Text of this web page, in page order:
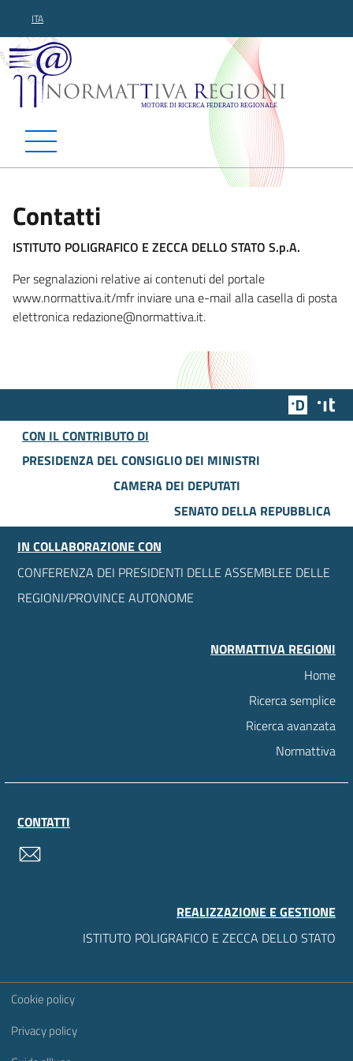
ITA
Normattiva Regioni -
Contatti
ISTITUTO POLIGRAFICO E ZECCA DELLO STATO S.p.A.
Per segnalazioni relative ai contenuti del portale
www.normattiva.it/mfr inviare una e-mail alla casella di posta
elettronica redazione@normattiva.it.
Team
CON IL CONTRIBUTO DI
PRESIDENZA DEL CONSIGLIO DEI MINISTRI
CAMERA DEI DEPUTATI
SENATO DELLA REPUBBLICA
IN COLLABORAZIONE CON
CONFERENZA DEI PRESIDENTI DELLE ASSEMBLEE DELLE
REGIONI/PROVINCE AUTONOME
NORMATTIVA REGIONI
Home
Ricerca semplice
Ricerca avanzata
Normattiva
CONTATTI
REALIZZAZIONE E GESTIONE
ISTITUTO POLIGRAFICO E ZECCA DELLO STATO
Sezione Link Utili
Cookie policy
Privacy policy